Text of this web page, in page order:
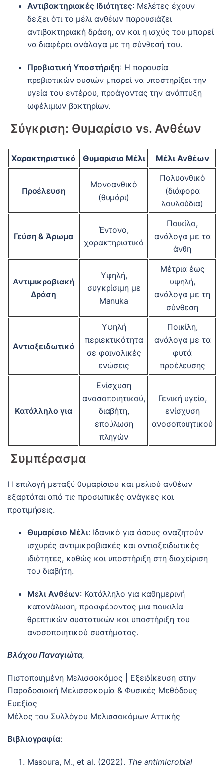
Αντιβακτηριακές Ιδιότητες: Μελέτες έχουν
δείξει ότι το μέλι ανθέων παρουσιάζει
αντιβακτηριακή δράση, αν και η ισχύς του μπορεί
να διαφέρει ανάλογα με τη σύνθεσή του.
Προβιοτική Υποστήριξη: Η παρουσία
πρεβιοτικών ουσιών μπορεί να υποστηρίξει την
υγεία του εντέρου, προάγοντας την ανάπτυξη
ωφέλιμων βακτηρίων.
Σύγκριση: Θυμαρίσιο vs. Ανθέων
Χαρακτηριστικό Θυμαρίσιο Μέλι Μέλι Ανθέων
Προέλευση
Μονοανθικό
(θυμάρι)
Πολυανθικό
(διάφορα
λουλούδια)
Γεύση & Άρωμα
Έντονο,
χαρακτηριστικό
Ποικίλο,
ανάλογα με τα
άνθη
Αντιμικροβιακή
Δράση
Υψηλή,
συγκρίσιμη με
Manuka
Μέτρια έως
υψηλή,
ανάλογα με τη
σύνθεση
Αντιοξειδωτικά
Υψηλή
περιεκτικότητα
σε φαινολικές
ενώσεις
Ποικίλη,
ανάλογα με τα
φυτά
προέλευσης
Κατάλληλο για
Ενίσχυση
ανοσοποιητικού,
διαβήτη,
επούλωση
πληγών
Γενική υγεία,
ενίσχυση
ανοσοποιητικού
Συμπέρασμα
Η επιλογή μεταξύ θυμαρίσιου και μελιού ανθέων
εξαρτάται από τις προσωπικές ανάγκες και
προτιμήσεις.
Θυμαρίσιο Μέλι: Ιδανικό για όσους αναζητούν
ισχυρές αντιμικροβιακές και αντιοξειδωτικές
ιδιότητες, καθώς και υποστήριξη στη διαχείριση
του διαβήτη.
Μέλι Ανθέων: Κατάλληλο για καθημερινή
κατανάλωση, προσφέροντας μια ποικιλία
θρεπτικών συστατικών και υποστήριξη του
ανοσοποιητικού συστήματος.
Βλάχου Παναγιώτα,
Πιστοποιημένη Μελισσοκόμος | Εξειδίκευση στην
Παραδοσιακή Μελισσοκομία & Φυσικές Μεθόδους
Ευεξίας
Μέλος του Συλλόγου Μελισσοκόμων Αττικής
Βιβλιογραφία:
Masoura, M., et al. (2022). The antimicrobial